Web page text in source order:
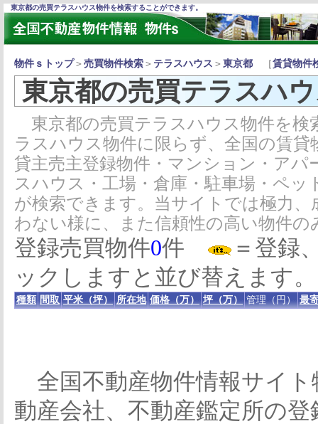
東京都の売買テラスハウス物件を検索することができます。
物件ｓトップ＞ 売買物件検索 ＞ テラスハウス ＞ 東京都 ［賃貸物件
東京都の売買テラスハ
東京都の売買テラスハウス物件を検
ラスハウス物件に限らず、全国の賃貸
貸主売主登録物件・マンション・アパ
スハウス・工場・倉庫・駐車場・ペ
が検索できます。当サイトでは極力
わない様に、また信頼性の高い物件
登録売買物件0件
＝登録
ックしますと並び替えます。
種類 間取 平米（坪） 所在地 価格（万） 坪（万） 管理（円） 最
全国不動産物件情報サイト
動産会社、不動産鑑定所の